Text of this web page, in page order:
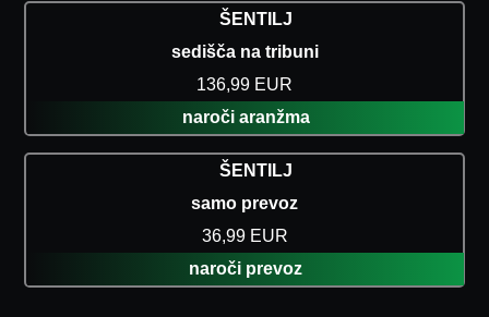
ŠENTILJ
sedišča na tribuni
136,99 EUR
naroči aranžma
ŠENTILJ
samo prevoz
36,99 EUR
naroči prevoz